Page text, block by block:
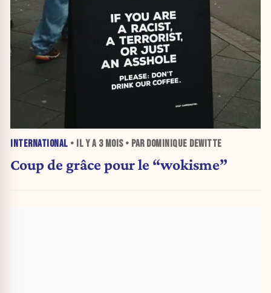
INTERNATIONAL • IL Y A 3 MOIS• PAR DOMINIQUE DEWITTE
Coup de grâce pour le “wokisme”